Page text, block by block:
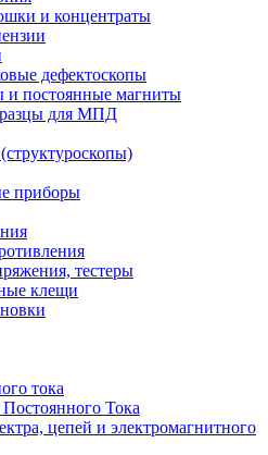
и концентраты
дефектоскопы
и постоянные магниты
для МПД
приборы
тестеры
клещи
тока
Тока
цепей и электромагнитного